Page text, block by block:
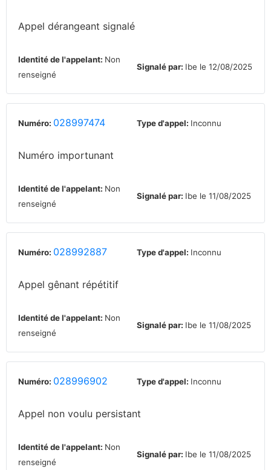
Appel dérangeant signalé
Identité de l'appelant: Non
renseigné
Signalé par: Ibe le 12/08/2025
Numéro: 028997474 Type d'appel: Inconnu
Numéro importunant
Identité de l'appelant: Non
renseigné
Signalé par: Ibe le 11/08/2025
Numéro: 028992887 Type d'appel: Inconnu
Appel gênant répétitif
Identité de l'appelant: Non
renseigné
Signalé par: Ibe le 11/08/2025
Numéro: 028996902 Type d'appel: Inconnu
Appel non voulu persistant
Identité de l'appelant: Non
renseigné
Signalé par: Ibe le 11/08/2025